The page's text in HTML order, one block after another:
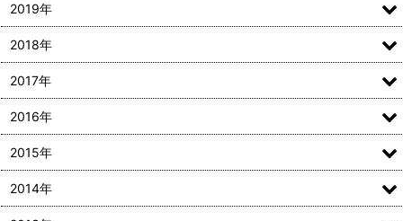
2019年
2018年
2017年
2016年
2015年
2014年